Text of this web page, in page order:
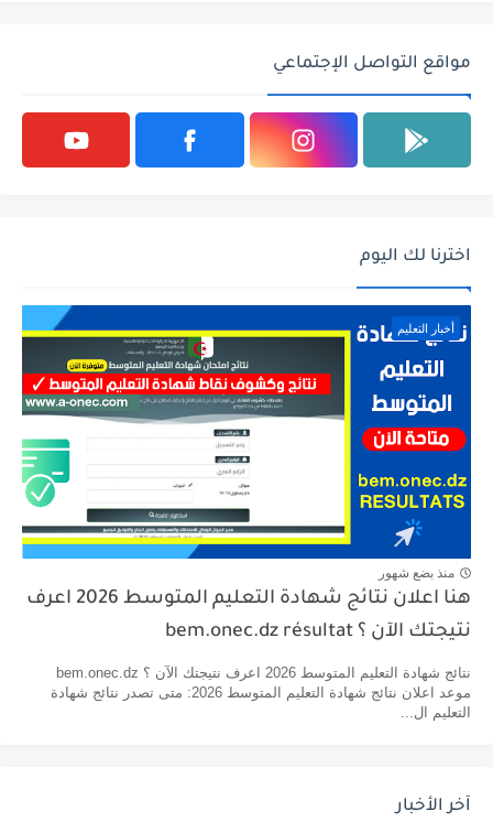
مواقع التواصل الإجتماعي
اخترنا لك اليوم
أخبار التعليم
منذ بضع شهور
هنا اعلان نتائج شهادة التعليم المتوسط 2026 اعرف
نتيجتك الآن ؟ bem.onec.dz résultat
نتائج شهادة التعليم المتوسط 2026 اعرف نتيجتك الآن ؟ bem.onec.dz
موعد اعلان نتائج شهادة التعليم المتوسط 2026: متى تصدر نتائج شهادة
التعليم ال...
آخر الأخبار